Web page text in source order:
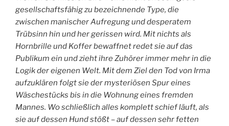
gesellschaftsfähig zu bezeichnende Type, die
zwischen manischer Aufregung und desperatem
Trübsinn hin und her gerissen wird. Mit nichts als
Hornbrille und Koffer bewaffnet redet sie auf das
Publikum ein und zieht ihre Zuhörer immer mehr in die
Logik der eigenen Welt. Mit dem Ziel den Tod von Irma
aufzuklären folgt sie der mysteriösen Spur eines
Wäschestücks bis in die Wohnung eines fremden
Mannes. Wo schließlich alles komplett schief läuft, als
sie auf dessen Hund stößt – auf dessen sehr fetten